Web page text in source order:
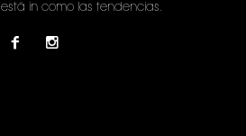
está in como las tendencias.